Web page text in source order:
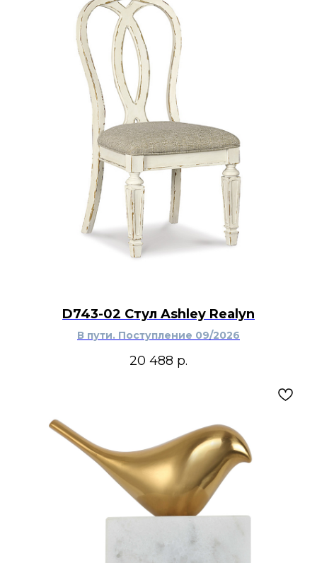
D743-02 Стул Ashley Realyn
В пути. Поступление 09/2026
20 488 р.